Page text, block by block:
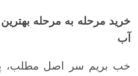
خرید مرحله به مرحله
آب
خب بریم سر اصل مطلب،